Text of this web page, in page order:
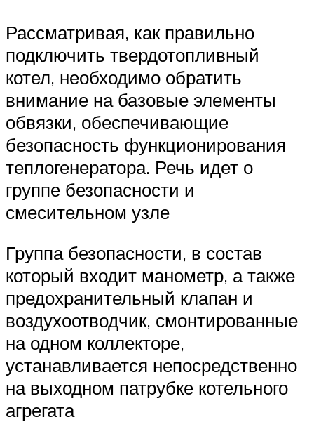
Рассматривая, как правильно
подключить твердотопливный
котел, необходимо обратить
внимание на базовые элементы
обвязки, обеспечивающие
безопасность функционирования
теплогенератора. Речь идет о
группе безопасности и
смесительном узле
Группа безопасности, в состав
который входит манометр, а также
предохранительный клапан и
воздухоотводчик, смонтированные
на одном коллекторе,
устанавливается непосредственно
на выходном патрубке котельного
агрегата